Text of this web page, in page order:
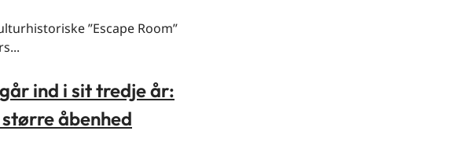
”Escape Room”
ind i sit tredje år:
åbenhed